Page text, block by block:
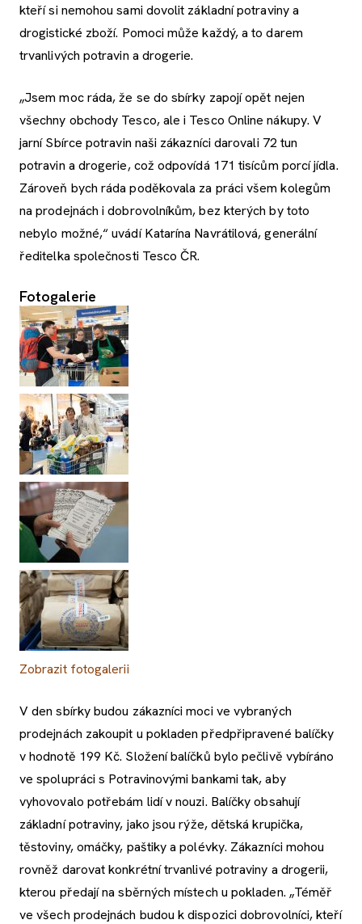
kteří si nemohou sami dovolit základní potraviny a
drogistické zboží. Pomoci může každý, a to darem
trvanlivých potravin a drogerie.
„Jsem moc ráda, že se do sbírky zapojí opět nejen
všechny obchody Tesco, ale i Tesco Online nákupy. V
jarní Sbírce potravin naši zákazníci darovali 72 tun
potravin a drogerie, což odpovídá 171 tisícům porcí jídla.
Zároveň bych ráda poděkovala za práci všem kolegům
na prodejnách i dobrovolníkům, bez kterých by toto
nebylo možné,“ uvádí Katarína Navrátilová, generální
ředitelka společnosti Tesco ČR.
Fotogalerie
Zobrazit fotogalerii
V den sbírky budou zákazníci moci ve vybraných
prodejnách zakoupit u pokladen předpřipravené balíčky
v hodnotě 199 Kč. Složení balíčků bylo pečlivě vybíráno
ve spolupráci s Potravinovými bankami tak, aby
vyhovovalo potřebám lidí v nouzi. Balíčky obsahují
základní potraviny, jako jsou rýže, dětská krupička,
těstoviny, omáčky, paštiky a polévky. Zákazníci mohou
rovněž darovat konkrétní trvanlivé potraviny a drogerii,
kterou předají na sběrných místech u pokladen. „Téměř
ve všech prodejnách budou k dispozici dobrovolníci, kteří